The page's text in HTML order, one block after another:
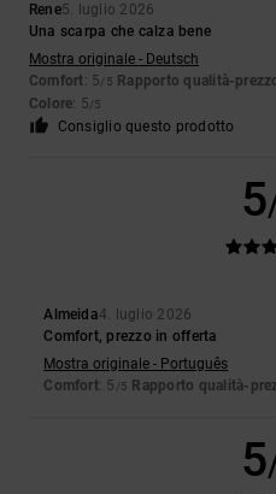
Rene5. luglio 2026
Una scarpa che calza bene
Mostra originale - Deutsch
Comfort: 5/5 Rapporto qualità-
Colore: 5/5
Consiglio questo prodotto
5
Almeida4. luglio 2026
Comfort, prezzo in offerta
Mostra originale - Português
Comfort: 5 /5 Rapporto qualità-
5